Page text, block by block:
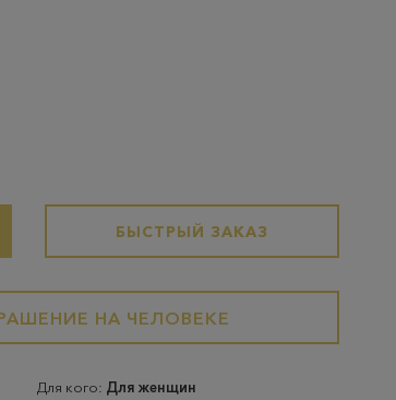
БЫСТРЫЙ ЗАКАЗ
НА ЧЕЛОВЕКЕ
Для кого: Для женщин